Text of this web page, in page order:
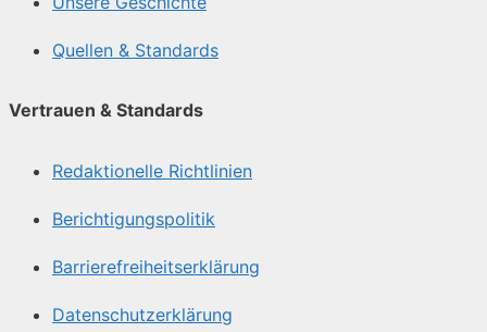
Quellen & Standards
Vertrauen & Standards
Redaktionelle Richtlinien
Berichtigungspolitik
Barrierefreiheitserklärung
Datenschutzerklärung